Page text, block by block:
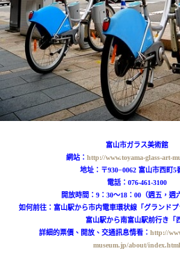
富山市ガラス美術館
網站：http://www.toyama-glass-art-
地址：〒930−0062 富山市西町5
電話：076-461-3100
開放時間：9：30〜18：00（週五，週
如何前往： 富山駅から市内電車環状線「グランド
富山駅から南富山駅前行き「西町
詳細的票價、開放、交通訊息情看： http://
museum.jp/about/index.html